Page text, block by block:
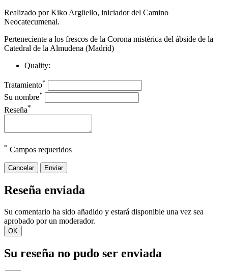
Realizado por Kiko Argüello, iniciador del Camino
Neocatecumenal.
Perteneciente a los frescos de la Corona mistérica del ábside de la
Catedral de la Almudena (Madrid)
Quality:
Tratamiento*
Su nombre*
Reseña*
* Campos requeridos
Cancelar Enviar
Reseña enviada
Su comentario ha sido añadido y estará disponible una vez sea
aprobado por un moderador.
OK
Su reseña no pudo ser enviada